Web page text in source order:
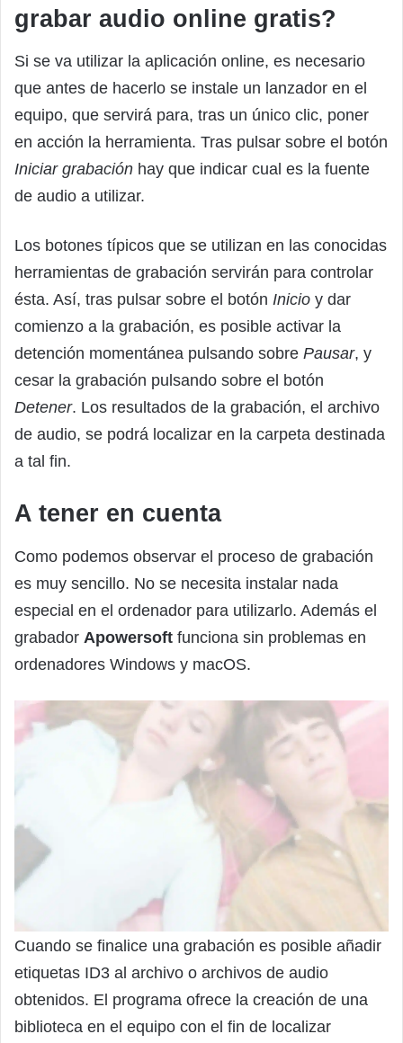
grabar audio online gratis?
Si se va utilizar la aplicación online, es necesario
que antes de hacerlo se instale un lanzador en el
equipo, que servirá para, tras un único clic, poner
en acción la herramienta. Tras pulsar sobre el botón
Iniciar grabación hay que indicar cual es la fuente
de audio a utilizar.
Los botones típicos que se utilizan en las conocidas
herramientas de grabación servirán para controlar
ésta. Así, tras pulsar sobre el botón Inicio y dar
comienzo a la grabación, es posible activar la
detención momentánea pulsando sobre Pausar, y
cesar la grabación pulsando sobre el botón
Detener. Los resultados de la grabación, el archivo
de audio, se podrá localizar en la carpeta destinada
a tal fin.
A tener en cuenta
Como podemos observar el proceso de grabación
es muy sencillo. No se necesita instalar nada
especial en el ordenador para utilizarlo. Además el
grabador Apowersoft funciona sin problemas en
ordenadores Windows y macOS.
Cuando se finalice una grabación es posible añadir
etiquetas ID3 al archivo o archivos de audio
obtenidos. El programa ofrece la creación de una
biblioteca en el equipo con el fin de localizar